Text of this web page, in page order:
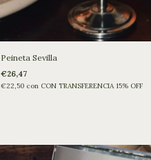
Peineta Sevilla
€26,47
€22,50 con CON TRANSFERENCIA 15% OFF